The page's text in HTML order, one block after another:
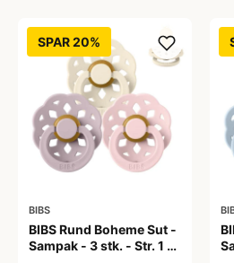
SPAR 20%
BIBS
BIBS Rund Boheme Sut -
Sampak - 3 stk. - Str. 1 -